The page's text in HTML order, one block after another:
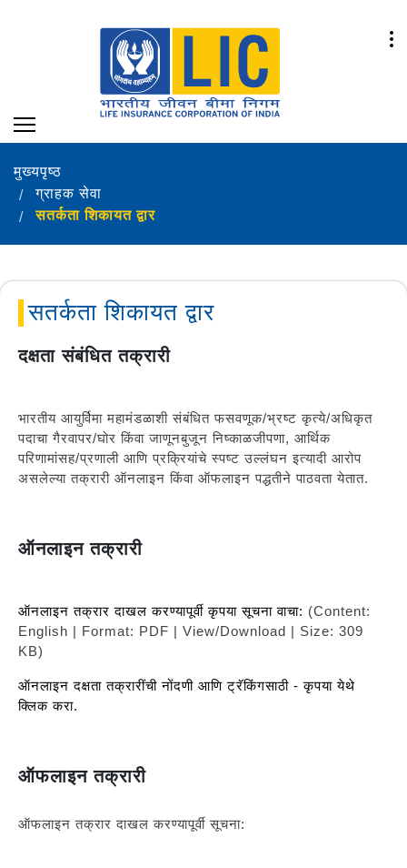
मुख्यपृष्ठ
ग्राहक सेवा
सतर्कता शिकायत द्वार
सतर्कता शिकायत द्वार
दक्षता संबंधित तक्रारी
भारतीय आयुर्विमा महामंडळाशी संबंधित फसवणूक/भ्रष्ट कृत्ये/अधिकृत
पदाचा गैरवापर/घोर किंवा जाणूनबुजून निष्काळजीपणा, आर्थिक
परिणामांसह/प्रणाली आणि प्रक्रियांचे स्पष्ट उल्लंघन इत्यादी आरोप
असलेल्या तक्रारी ऑनलाइन किंवा ऑफलाइन पद्धतीने पाठवता येतात.
ऑनलाइन तक्रारी
ऑनलाइन तक्रार दाखल करण्यापूर्वी कृपया सूचना वाचा: (Content:
English | Format: PDF | View/Download | Size: 309
KB)
ऑनलाइन दक्षता तक्रारींची नोंदणी आणि ट्रॅकिंगसाठी - कृपया येथे
क्लिक करा.
ऑफलाइन तक्रारी
ऑफलाइन तक्रार दाखल करण्यापूर्वी सूचना: